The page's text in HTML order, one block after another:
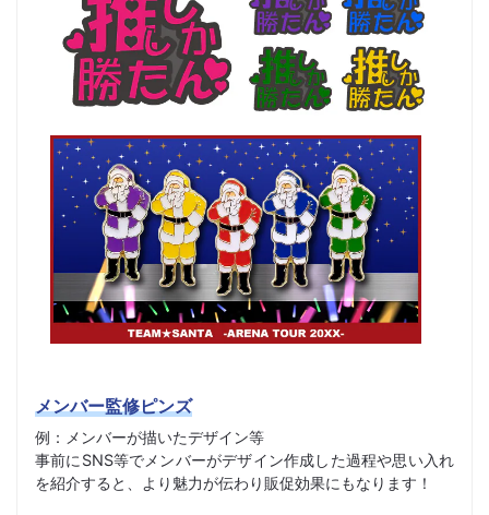
メンバー監修ピンズ
例：メンバーが描いたデザイン等
事前にSNS等でメンバーがデザイン作成した過程や思い入れ
を紹介すると、より魅力が伝わり販促効果にもなります！